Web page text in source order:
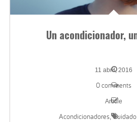
Un acondicionador,
11 abril, 2016
0 comments
Article
Acondicionadores ,